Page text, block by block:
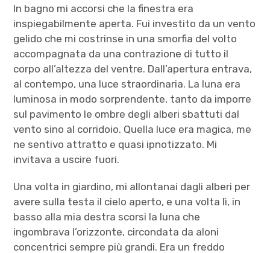
In bagno mi accorsi che la finestra era
inspiegabilmente aperta. Fui investito da un vento
gelido che mi costrinse in una smorfia del volto
accompagnata da una contrazione di tutto il
corpo all’altezza del ventre. Dall’apertura entrava,
al contempo, una luce straordinaria. La luna era
luminosa in modo sorprendente, tanto da imporre
sul pavimento le ombre degli alberi sbattuti dal
vento sino al corridoio. Quella luce era magica, me
ne sentivo attratto e quasi ipnotizzato. Mi
invitava a uscire fuori.
Una volta in giardino, mi allontanai dagli alberi per
avere sulla testa il cielo aperto, e una volta lì, in
basso alla mia destra scorsi la luna che
ingombrava l’orizzonte, circondata da aloni
concentrici sempre più grandi. Era un freddo